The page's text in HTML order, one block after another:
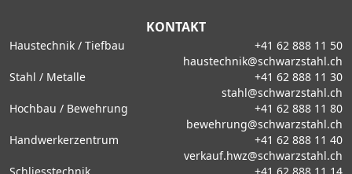
KONTAKT
Haustechnik / Tiefbau
+41 62 888 11 50
haustechnik@schwarzstahl.ch
Stahl / Metalle
+41 62 888 11 30
stahl@schwarzstahl.ch
Hochbau / Bewehrung
+41 62 888 11 80
bewehrung@schwarzstahl.ch
Handwerkerzentrum
+41 62 888 11 40
verkauf.hwz@schwarzstahl.ch